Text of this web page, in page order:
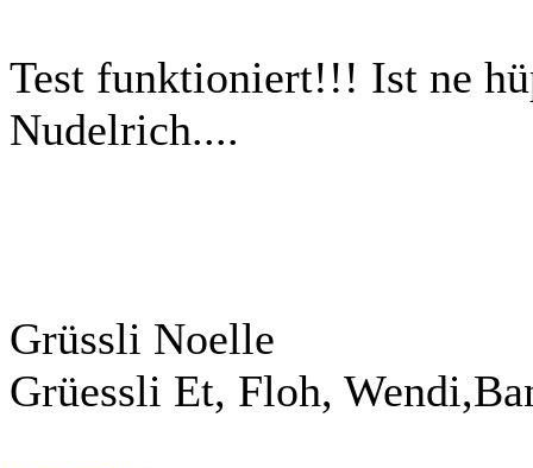
Test funktioniert!!! Ist ne
Nudelrich....
Grüssli Noelle
Grüessli Et, Floh,